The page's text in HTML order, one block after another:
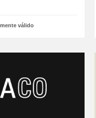
válido